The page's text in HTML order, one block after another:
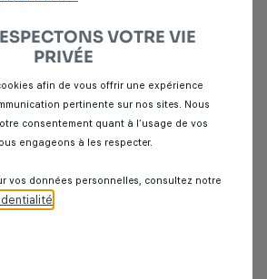
4X4
VOTRE VIE
PRIVÉE
afin de vous offrir une expérience
pertinente sur nos sites. Nous
consentement quant à l’usage de vos
engageons à les respecter.
vos données personnelles, consultez notre